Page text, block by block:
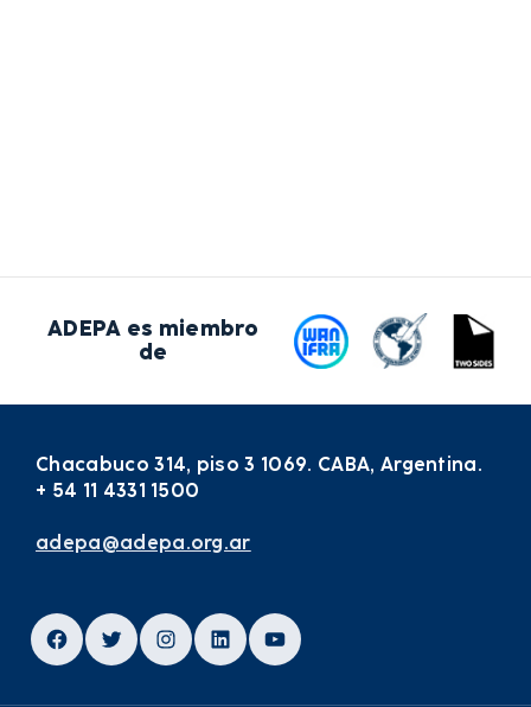
ADEPA es miembro
de
Chacabuco 314, piso 3 1069. CABA, Argentina.
+ 54 11 4331 1500
adepa@adepa.org.ar
Facebook
TwitterInstagram
LinkedInYouTube